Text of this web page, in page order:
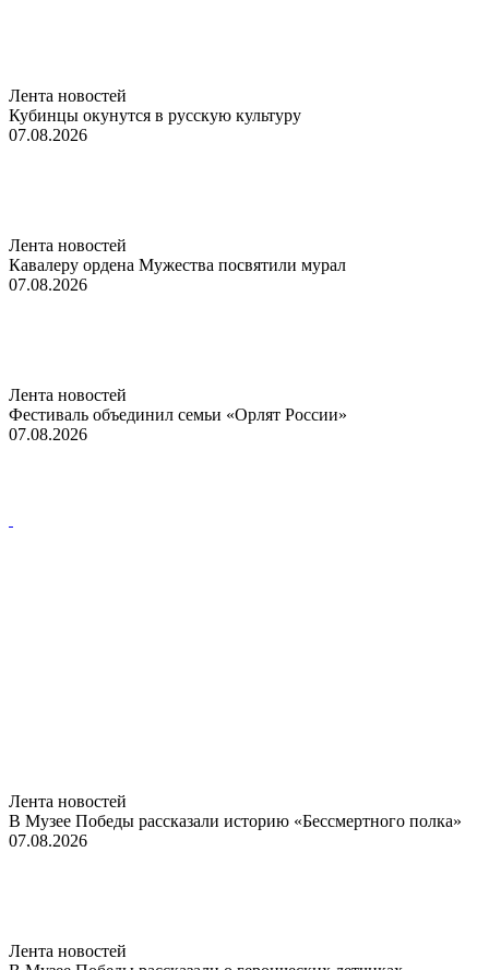
Лента новостей
Кубинцы окунутся в русскую культуру
07.08.2026
Лента новостей
Кавалеру ордена Мужества посвятили мурал
07.08.2026
Лента новостей
Фестиваль объединил семьи «Орлят России»
07.08.2026
Лента новостей
В Музее Победы рассказали историю «Бессмертного полка»
07.08.2026
Лента новостей